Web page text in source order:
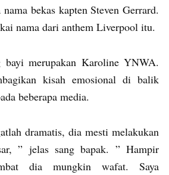
bekas kapten Steven Gerrard.
nama dari anthem Liverpool itu.
bayi merupakan Karoline YNWA.
kisah emosional di balik
beberapa media.
dramatis, dia mesti melakukan
” jelas sang bapak. ” Hampir
dia mungkin wafat. Saya